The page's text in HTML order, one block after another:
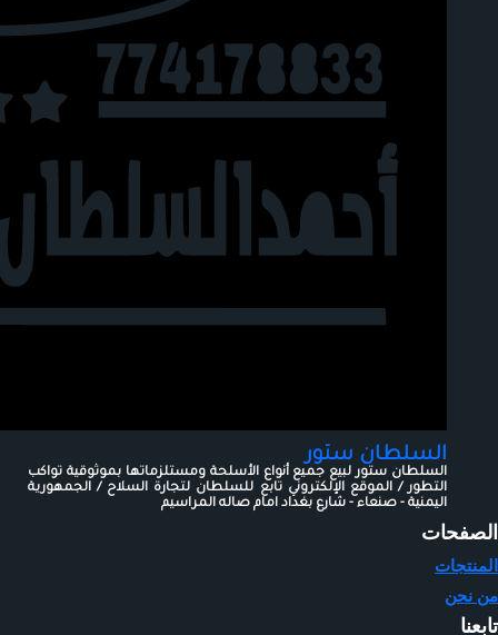
السلطان ستور
السلطان ستور لبيع جميع أنواع الأسلحة ومستلزماتها بموثوقية تواكب
التطور / الموقع الإلكتروني تابع للسلطان لتجارة السلاح / الجمهورية
اليمنية - صنعاء - شارع بغداد امام صاله المراسيم
الصفحات
المنتجات
من نحن
تابعنا